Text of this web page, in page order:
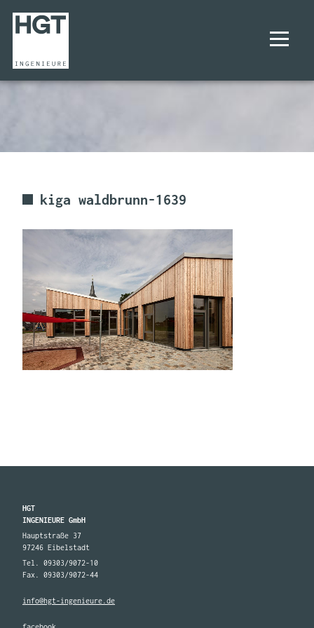
LEISTUNGEN
KARRIERE
kiga waldbrunn-1639
HGT
INGENIEURE GmbH
Hauptstraße 37
97246 Eibelstadt
Tel. 09303/9072-10
Fax. 09303/9072-44
info@hgt-ingenieure.de